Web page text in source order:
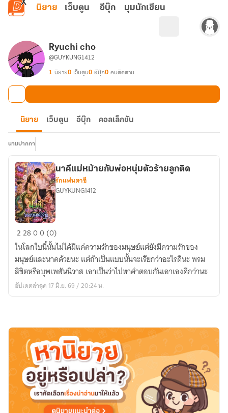
ข้ามไปยังเนื้อหาหลัก
นิยาย เว็บตูน อีบุ๊ก มุมนักเขียน
Ryuchi cho
@GUYKUNG1412
1 นิยาย0 เว็บตูน0 อีบุ๊ก0 คนติดตาม
นิยาย เว็บตูน อีบุ๊ก คอลเล็กชัน
นามปากกา
นาคี
แม่หม้าย
กับ
พ่อ
หนุ่ม
ตัว
ติด
นาคีแม่หม้ายกับพ่อหนุ่มตัวร้ายลูกติด
รักแฟนตาซี
GUYKUNG1412
22800 (0)
ในโลกใบนี้นั้นไม่ได้มีแค่ความรักของมนุษย์แต่ยังมีความรักของ
มนุษย์และนาคด้วยนะ แต่ถ้าเป็นแบบนั้นจะเรียกว่าอะไรดีนะ พรม
ลิขิตหรือบุพเพสันนิวาส เอาเป็นว่าไปหาคำตอบกันเอาเองดีกว่านะ
อัปเดตล่าสุด 17 มิ.ย. 69 / 20:24 น.